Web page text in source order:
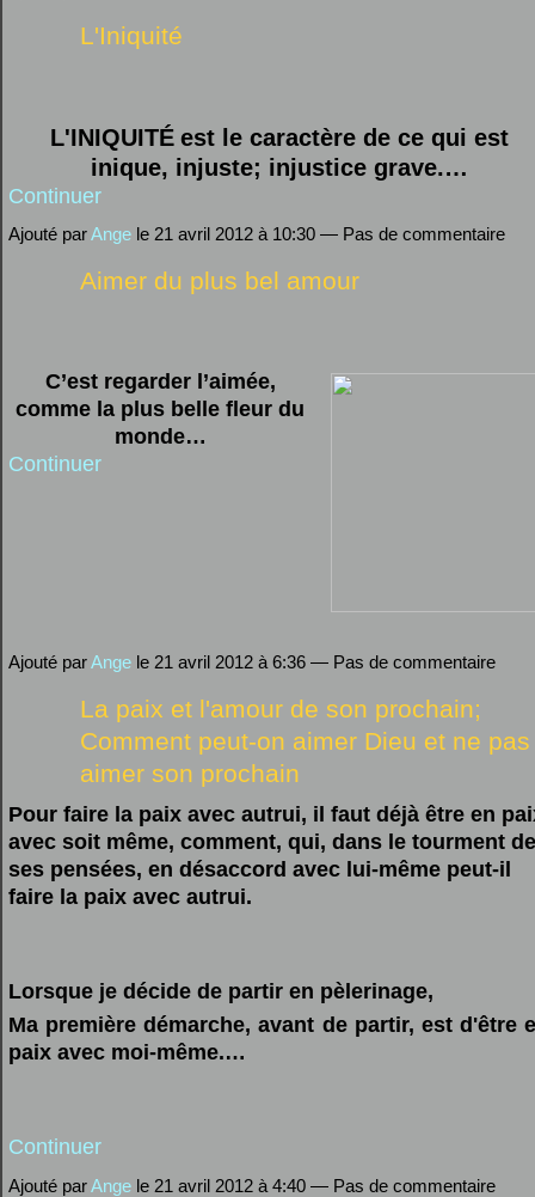
L'Iniquité
L'INIQUITÉ est le caractère de ce qui est
inique, injuste; injustice grave.…
Continuer
Ajouté parAnge le 21 avril 2012 à 10:30 — Pas de commentaire
Aimer du plus bel amour
C’est regarder l’aimée,
comme la plus belle fleur du
monde…
Continuer
Ajouté parAnge le 21 avril 2012 à 6:36 — Pas de commentaire
La paix et l'amour de son prochain;
Comment peut-on aimer Dieu et ne pas
aimer son prochain
Pour faire la paix avec autrui, il faut déjà être en
avec soit même, comment, qui, dans le tourment de
ses pensées, en désaccord avec lui-même peut-il
faire la paix avec autrui.
Lorsque je décide de partir en pèlerinage,
Ma première démarche, avant de partir, est d'être
paix avec moi-même.…
Continuer
Ajouté parAnge le 21 avril 2012 à 4:40 — Pas de commentaire